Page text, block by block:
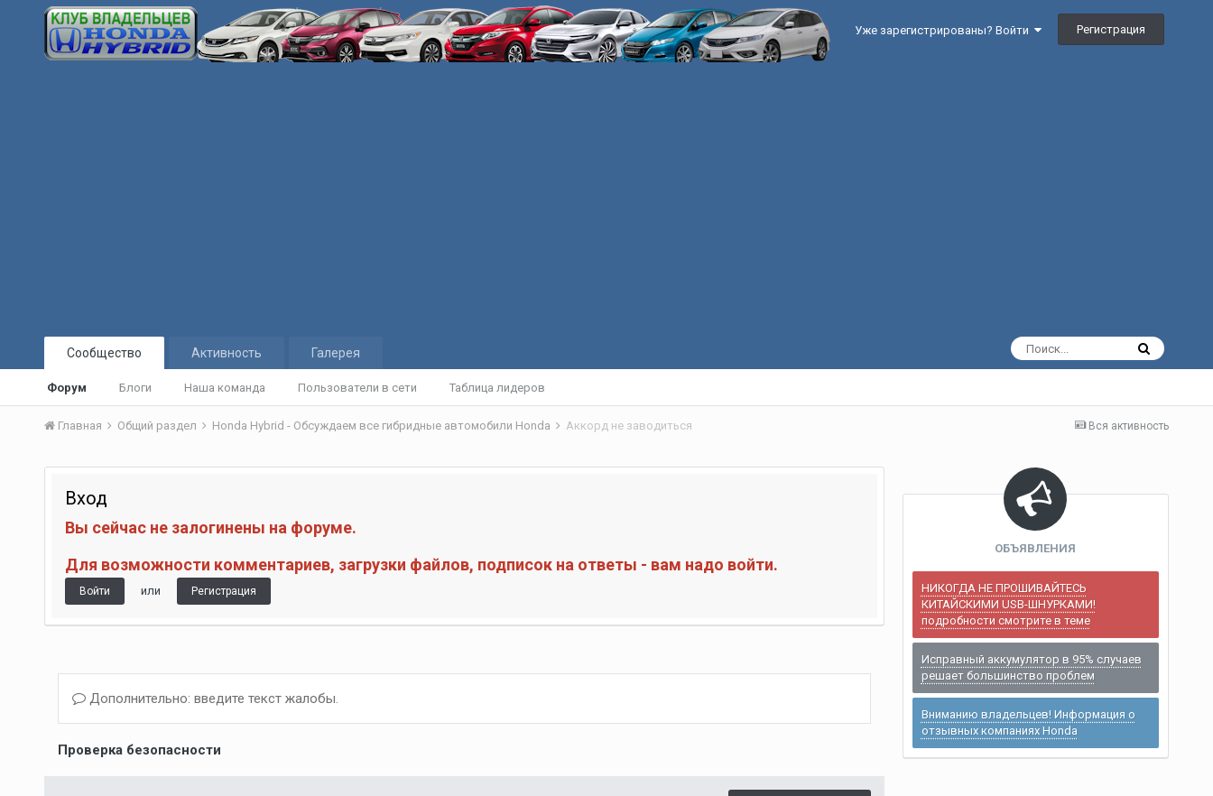
Уже зарегистрированы? Войти Регистрация
Сообщество
Форум Блоги Наша команда Пользователи в сети Таблица лидеров
Активность Галерея
Вся активность
Главная Общий раздел Honda Hybrid - Обсуждаем все гибридные автомобили Honda Аккорд не заводиться
Вход
Вы сейчас не залогинены на форуме.
Для возможности комментариев, загрузки файлов, подписок на ответы - вам надо войти.
Войти или Регистрация
Дополнительно: введите текст жалобы.
Проверка безопасности
ОБЪЯВЛЕНИЯ
НИКОГДА НЕ ПРОШИВАЙТЕСЬ
КИТАЙСКИМИ USB-ШНУРКАМИ!
подробности смотрите в теме
Исправный аккумулятор в 95% случаев
решает большинство проблем
Вниманию владельцев! Информация о
отзывных компаниях Honda